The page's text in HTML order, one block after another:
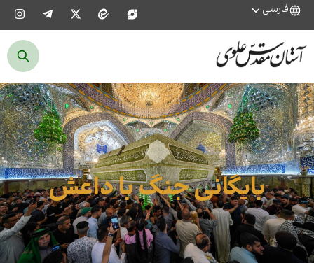
فارسی
بایگانی جنگ با داعش